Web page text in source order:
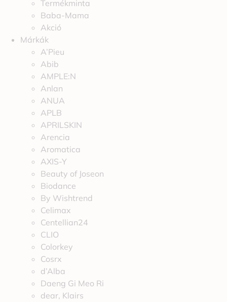
Termékminta
Baba-Mama
Akció
Márkák
A’Pieu
Abib
AMPLE:N
Anlan
ANUA
APLB
APRILSKIN
Arencia
Aromatica
AXIS-Y
Beauty of Joseon
Biodance
By Wishtrend
Celimax
Centellian24
CLIO
Colorkey
Cosrx
d’Alba
Daeng Gi Meo Ri
dear, Klairs